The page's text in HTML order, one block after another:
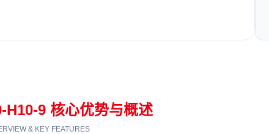
H10-9 核心优势与概述
& KEY FEATURES